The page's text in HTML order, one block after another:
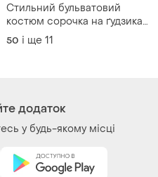
Стильний бульватовий
костюм сорочка на ґудзиках
та штани, вельветовий
костюм двійка
50 і ще 11
додаток
у будь-якому місці